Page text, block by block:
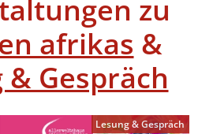
zu
afrikas &
& Gespräch
Lesung & Gespräch